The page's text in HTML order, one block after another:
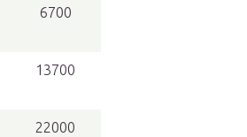
6700
13700
22000